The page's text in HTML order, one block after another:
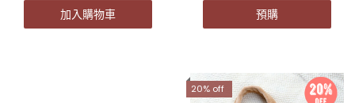
加入購物車 預購
20% off